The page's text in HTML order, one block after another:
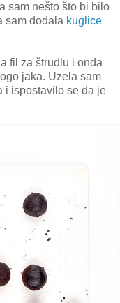
sam nešto što bi bilo
sam dodala kuglice
fil za štrudlu i onda
jaka. Uzela sam
i ispostavilo se da je